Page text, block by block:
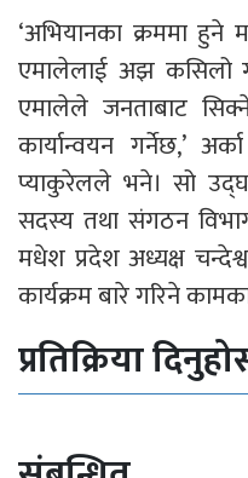
‘अभियानका क्रममा
एमालेलाई अझ कसिलो
एमालेले जनताबाट
कार्यान्वयन गर्नेछ,’
प्याकुरेलले भने। सो
सदस्य तथा संगठन
मधेश प्रदेश अध्यक्ष
कार्यक्रम बारे गरिने
प्रतिक्रिया